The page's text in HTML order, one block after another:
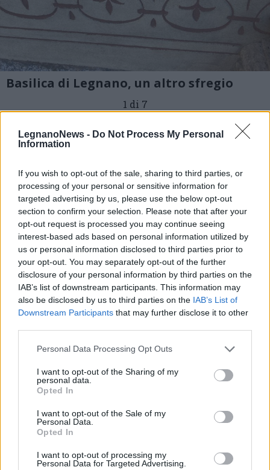
LegnanoNews - Do Not Process My Personal
Information
If you wish to opt-out of the sale, sharing to third parties, or
processing of your personal or sensitive information for
targeted advertising by us, please use the below opt-out
section to confirm your selection. Please note that after your
opt-out request is processed you may continue seeing
interest-based ads based on personal information utilized by
us or personal information disclosed to third parties prior to
your opt-out. You may separately opt-out of the further
disclosure of your personal information by third parties on the
IAB’s list of downstream participants. This information may
also be disclosed by us to third parties on the IAB’s List of
Downstream Participants that may further disclose it to other
Personal Data Processing Opt Outs
I want to opt-out of the Sharing of my
personal data.
Opted In
I want to opt-out of the Sale of my
Personal Data.
Opted In
I want to opt-out of processing my
Personal Data for Targeted Advertising.
Basilica di Legnano, un altro sfregio
1 di 7
Basilica di Legnano, un altro sfregio riapre la necessità di
interventi più decisi e definitivi
Commenti
Accedioregistratiper commentare questo
commento esprime il pensiero dell'autore e non rappresenta la linea editoriale
di VareseNews.it, che rimane autonoma e indipendente. I messaggi inclusi nei
commenti non sono testi giornalistici, ma post inviati dai singoli lettori che